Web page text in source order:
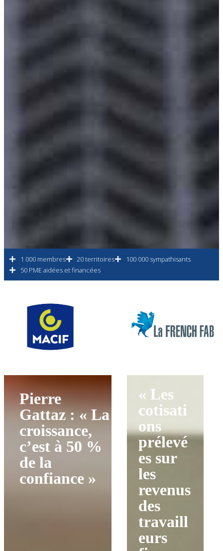
1 000 membres 20 territoires
100 000 sympathisants
50 PME aidées et financées
Pierre
Gattaz : « La
croissance,
c’est à 50 %
de la
confiance »
« Les
cotisati
ons
prélevé
es sur
les
revenus
des
travaill
eurs